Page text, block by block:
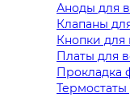
Аноды для
Клапаны
Кнопки для
Платы для
Прокладка